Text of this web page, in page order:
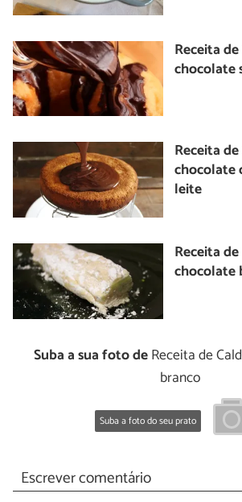
Receita
chocolate
Receita
chocolate
leite
Receita
chocolate
Suba a sua foto deReceita de
branco
Suba a foto do seu prato
Escrever comentário